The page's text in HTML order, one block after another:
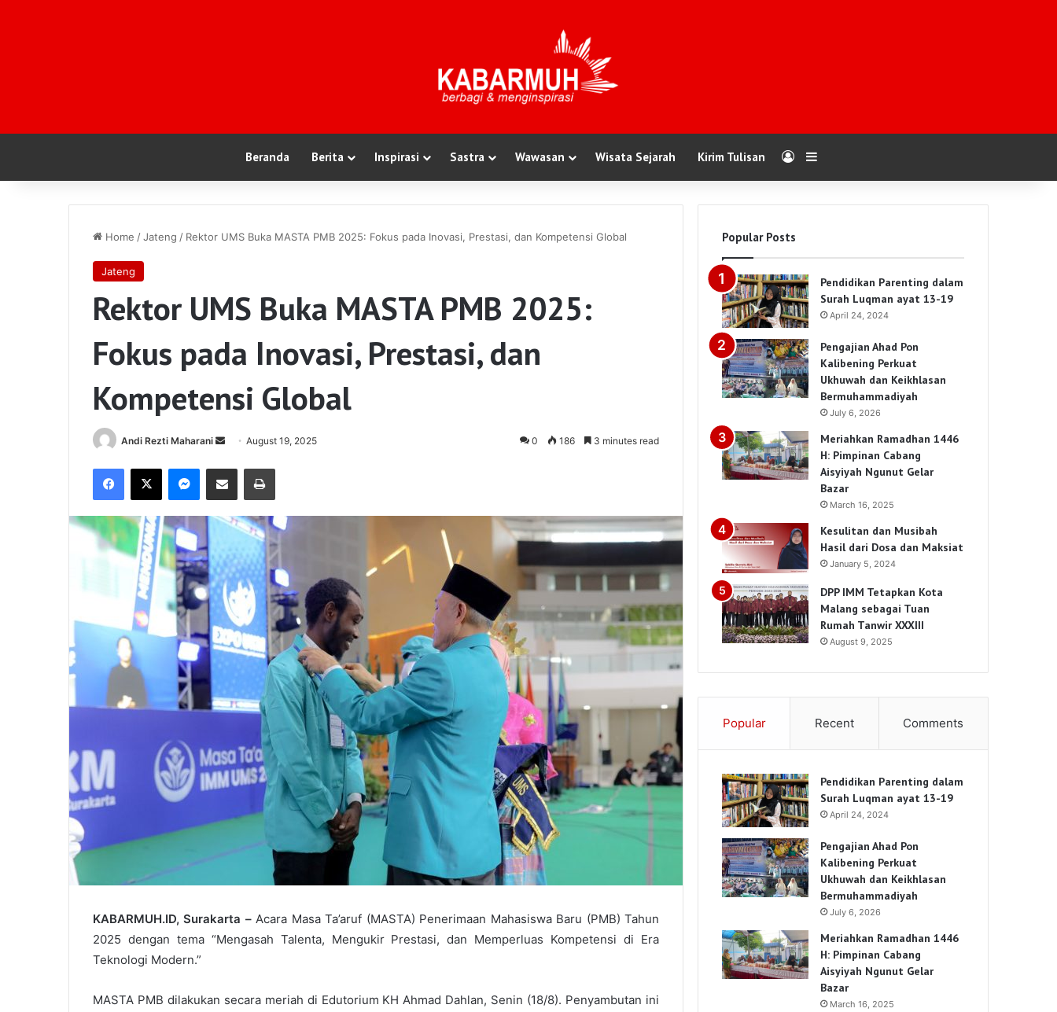
Beranda Berita Inspirasi Sastra Wawasan Wisata Sejarah Kirim Tulisan Log InSidebar
Home /Jateng / Rektor UMS Buka MASTA PMB 2025: Fokus pada Inovasi, Prestasi, dan Kompetensi Global
Jateng
Rektor UMS Buka MASTA PMB 2025:
Fokus pada Inovasi, Prestasi, dan
Kompetensi Global
Andi Rezti Maharani
Send
email
August 19, 2025 0 186 3 minutes read
Facebook
X Messenger
Share via Email Print
KABARMUH.ID, Surakarta –Acara Masa Ta’aruf (MASTA) Penerimaan Mahasiswa Baru (PMB) Tahun
2025 dengan tema “Mengasah Talenta, Mengukir Prestasi, dan Memperluas Kompetensi di Era
Teknologi Modern.”
MASTA PMB dilakukan secara meriah di Edutorium KH Ahmad Dahlan, Senin (18/8). Penyambutan ini
Popular Posts
Pendidikan Parenting dalam
Surah Luqman ayat 13-19
April 24, 2024
Pengajian Ahad Pon
Kalibening Perkuat
Ukhuwah dan Keikhlasan
Bermuhammadiyah
July 6, 2026
Meriahkan Ramadhan 1446
H: Pimpinan Cabang
Aisyiyah Ngunut Gelar
Bazar
March 16, 2025
Kesulitan dan Musibah
Hasil dari Dosa dan Maksiat
January 5, 2024
DPP IMM Tetapkan Kota
Malang sebagai Tuan
Rumah Tanwir XXXIII
August 9, 2025
Popular Recent Comments
Pendidikan Parenting dalam
Surah Luqman ayat 13-19
April 24, 2024
Pengajian Ahad Pon
Kalibening Perkuat
Ukhuwah dan Keikhlasan
Bermuhammadiyah
July 6, 2026
Meriahkan Ramadhan 1446
H: Pimpinan Cabang
Aisyiyah Ngunut Gelar
Bazar
March 16, 2025